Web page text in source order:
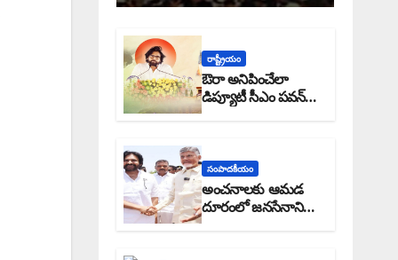
రాష్ట్రీయం
ఔరా అనిపించేలా
డిప్యూటీ సీఎం పవన్
కళ్యాణ్ ప్రోగ్రెస్ రిపోర్టు
సంపాదకీయం
అంచనాలకు ఆమడ
దూరంలో జనసేనాని?:
అక్షర సందేశం